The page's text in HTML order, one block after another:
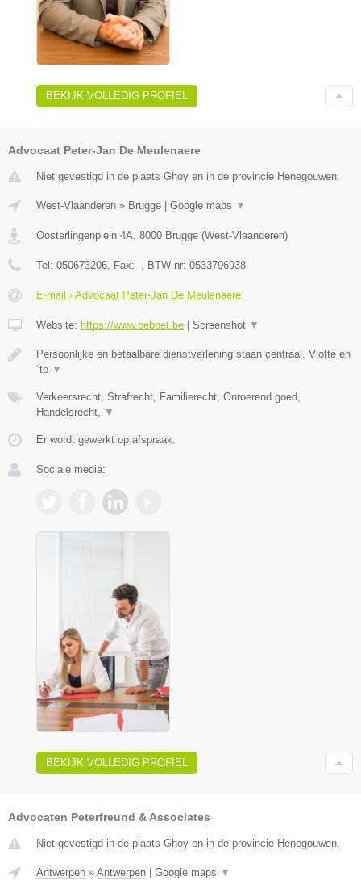
BEKIJK VOLLEDIG PROFIEL
Advocaat Peter-Jan De Meulenaere
Niet gevestigd in de plaats Ghoy en in de provincie Henegouwen.
West-Vlaanderen » Brugge Google maps ▼
Oosterlingenplein 4A 8000 Brugge (West-Vlaanderen)
Tel: 050673206 , Fax: - , BTW-nr: 0533796938
E-mail › Advocaat Peter-Jan De Meulenaere
Website: https://www.beboet.be Screenshot ▼
Persoonlijke en betaalbare dienstverlening staan centraal. Vlotte en
“to ▼
Verkeersrecht, Strafrecht, Familierecht, Onroerend goed,
Handelsrecht,
▼
Er wordt gewerkt op afspraak.
Sociale media:
BEKIJK VOLLEDIG PROFIEL
Advocaten Peterfreund & Associates
Niet gevestigd in de plaats Ghoy en in de provincie Henegouwen.
Antwerpen » Antwerpen Google maps ▼